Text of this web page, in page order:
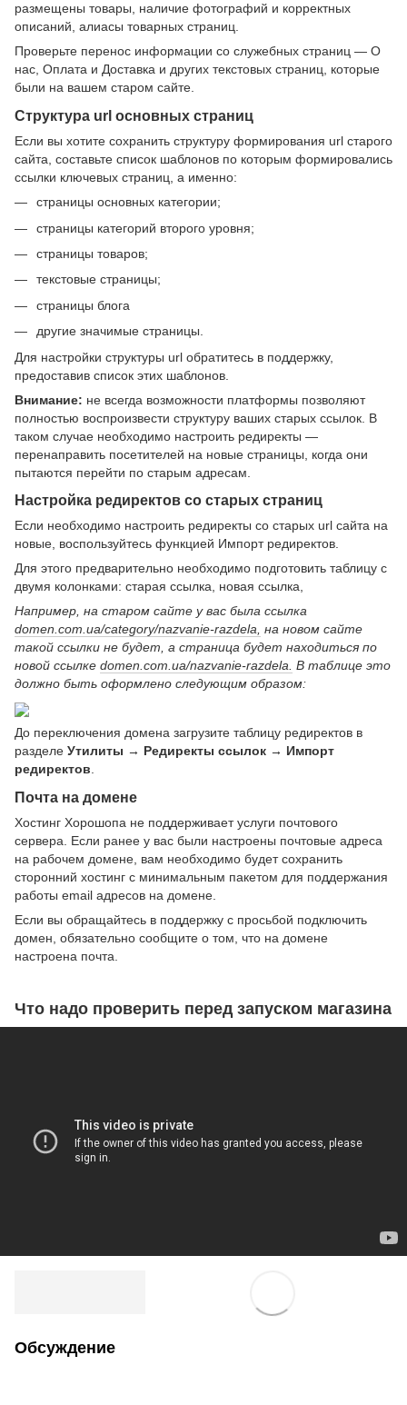
размещены товары, наличие фотографий и корректных
описаний, алиасы товарных страниц.
Проверьте перенос информации со служебных страниц — О
нас, Оплата и Доставка и других текстовых страниц, которые
были на вашем старом сайте.
Структура url основных страниц
Если вы хотите сохранить структуру формирования url старого
сайта, составьте список шаблонов по которым формировались
ссылки ключевых страниц, а именно:
страницы основных категории;
страницы категорий второго уровня;
страницы товаров;
текстовые страницы;
страницы блога
другие значимые страницы.
Для настройки структуры url обратитесь в поддержку,
предоставив список этих шаблонов.
Внимание: не всегда возможности платформы позволяют
полностью воспроизвести структуру ваших старых ссылок. В
таком случае необходимо настроить редиректы —
перенаправить посетителей на новые страницы, когда они
пытаются перейти по старым адресам.
Настройка редиректов со старых страниц
Если необходимо настроить редиректы со старых url сайта на
новые, воспользуйтесь функцией Импорт редиректов.
Для этого предварительно необходимо подготовить таблицу с
двумя колонками: старая ссылка, новая ссылка,
Например, на старом сайте у вас была ссылка
domen.com.ua/category/nazvanie-razdela, на новом сайте
такой ссылки не будет, а страница будет находиться по
новой ссылке domen.com.ua/nazvanie-razdela. В таблице это
должно быть оформлено следующим образом:
До переключения домена загрузите таблицу редиректов в
разделе Утилиты → Редиректы ссылок → Импорт
редиректов.
Почта на домене
Хостинг Хорошопа не поддерживает услуги почтового
сервера. Если ранее у вас были настроены почтовые адреса
на рабочем домене, вам необходимо будет сохранить
сторонний хостинг c минимальным пакетом для поддержания
работы email адресов на домене.
Если вы обращайтесь в поддержку с просьбой подключить
домен, обязательно сообщите о том, что на домене
настроена почта.
Что надо проверить перед запуском магазина
Обсуждение